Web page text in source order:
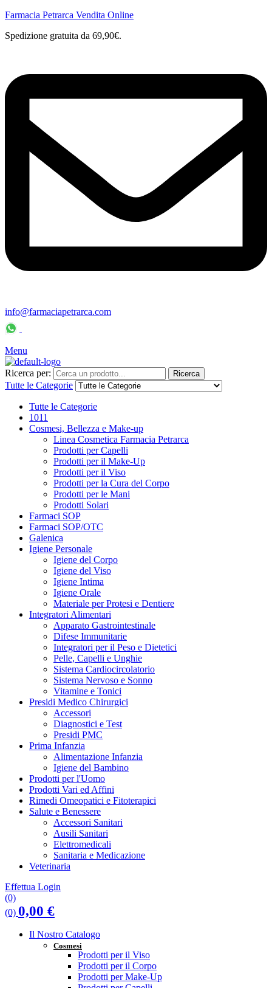
Farmacia Petrarca Vendita Online
Spedizione gratuita da 69,90€.
info@farmaciapetrarca.com
Menu
Ricerca per: Ricerca
Tutte le Categorie
Tutte le Categorie
1011
Cosmesi, Bellezza e Make-up
Linea Cosmetica Farmacia Petrarca
Prodotti per Capelli
Prodotti per il Make-Up
Prodotti per il Viso
Prodotti per la Cura del Corpo
Prodotti per le Mani
Prodotti Solari
Farmaci SOP
Farmaci SOP/OTC
Galenica
Igiene Personale
Igiene del Corpo
Igiene del Viso
Igiene Intima
Igiene Orale
Materiale per Protesi e Dentiere
Integratori Alimentari
Apparato Gastrointestinale
Difese Immunitarie
Integratori per il Peso e Dietetici
Pelle, Capelli e Unghie
Sistema Cardiocircolatorio
Sistema Nervoso e Sonno
Vitamine e Tonici
Presidi Medico Chirurgici
Accessori
Diagnostici e Test
Presidi PMC
Prima Infanzia
Alimentazione Infanzia
Igiene del Bambino
Prodotti per l'Uomo
Prodotti Vari ed Affini
Rimedi Omeopatici e Fitoterapici
Salute e Benessere
Accessori Sanitari
Ausili Sanitari
Elettromedicali
Sanitaria e Medicazione
Veterinaria
Effettua Login
(0)
(0) 0,00 €
Il Nostro Catalogo
Cosmesi
Prodotti per il Viso
Prodotti per il Corpo
Prodotti per Make-Up